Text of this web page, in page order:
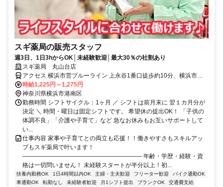
スギ薬局の販売スタッフ
週3日、1日3hからOK│未経験歓迎│最大30％の社割あり
スギ薬局 丸山台店
アクセス 横浜市営ブルーライン 上永谷1番口徒歩約10分、横浜市営
ブルーライン 下永谷出口1徒歩約15分、横浜市営ブルーライン 舞岡2
番口徒歩約23分
時給1,225円～1,275円
神奈川県横浜市港南区
勤務時間 シフトサイクル：1ヶ月 ／ シフトは前月末に 翌１カ月分が
決定 ＼ 時間・曜日は固定シフトです。 希望休の提出OK！ 「子供の
体調不良」「介護や子育て」など 急なお休みもお互いサポートして
い...
仕事内容 家事や子育てとの両立も応援！！働きやすさもスキルアッ
プもスギ薬局で叶います！
―――――――――――――――――――― 年齢・学歴・経験・資
格は一切問いません！ 未経験スタートが半分以上！初...
扶養内勤務OK 1日4時間以内OK 主婦・主夫歓迎 フリーター歓迎
バイク通勤OK
車通勤OK
転勤なし 未経験者歓迎 月1シフト提出 ブランクOK
交通費支給